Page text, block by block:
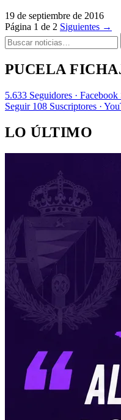
19 de septiembre de 2016
Página 1 de 2 Siguientes →
PUCELA
5.633 Seguidores · Facebook
Seguir 108 Suscriptores ·
LO ÚLTIMO